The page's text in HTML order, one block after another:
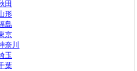
田
形
島
京
奈川
玉
葉